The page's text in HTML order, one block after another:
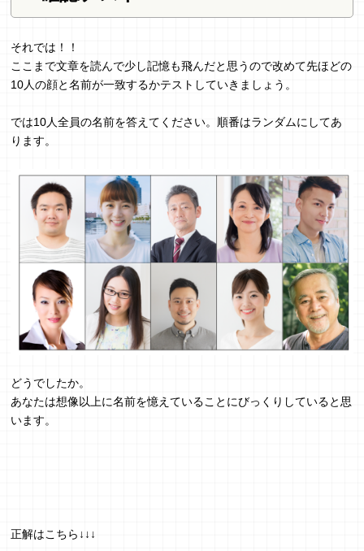
それでは！！
ここまで文章を読んで少し記憶も飛んだと思うので改めて先ほどの
10人の顔と名前が一致するかテストしていきましょう。
では10人全員の名前を答えてください。順番はランダムにしてあ
ります。
どうでしたか。
あなたは想像以上に名前を憶えていることにびっくりしていると思
います。
正解はこちら↓↓↓